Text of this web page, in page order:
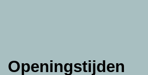
Openingstijden